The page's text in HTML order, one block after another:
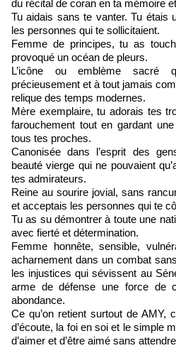
du récital de coran en ta mémoire
Tu aidais sans te vanter. Tu étais
les personnes qui te sollicitaient.
Femme de principes, tu as
provoqué un océan de pleurs.
L’icône ou emblème sacré
précieusement et à tout jamais
relique des temps modernes.
Mère exemplaire, tu adorais tes
farouchement tout en gardant
tous tes proches.
Canonisée dans l’esprit des
beauté vierge qui ne pouvaient
tes admirateurs.
Reine au sourire jovial, sans
et acceptais les personnes qui te
Tu as su démontrer à toute une
avec fierté et détermination.
Femme honnête, sensible,
acharnement dans un combat
les injustices qui sévissent au
arme de défense une force de
abondance.
Ce qu’on retient surtout de AMY,
d’écoute, la foi en soi et le simple
d’aimer et d’être aimé sans